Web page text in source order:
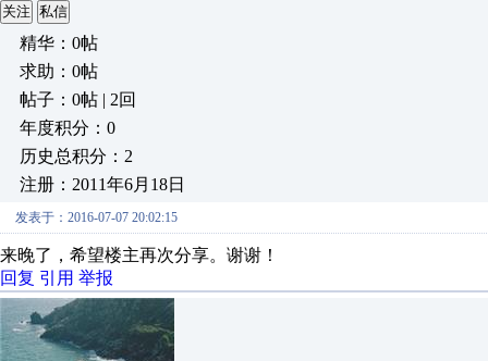
关注 私信
精华：0帖
求助：0帖
帖子：0帖 | 2回
年度积分：0
历史总积分：2
注册：2011年6月18日
发表于：2016-07-07 20:02:15
来晚了，希望楼主再次分享。谢谢！
回复 引用 举报